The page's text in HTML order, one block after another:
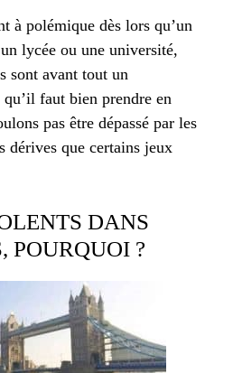
à polémique dès lors qu’un
lycée ou une université,
sont avant tout un
qu’il faut bien prendre en
pas être dépassé par les
dérives que certains jeux
DANS
POURQUOI ?